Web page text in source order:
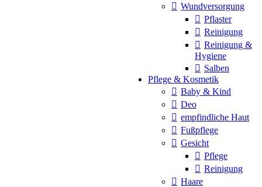
Wundversorgung
Pflaster
Reinigung
Reinigung &
Hygiene
Salben
Pflege & Kosmetik
Baby & Kind
Deo
empfindliche Haut
Fußpflege
Gesicht
Pflege
Reinigung
Haare